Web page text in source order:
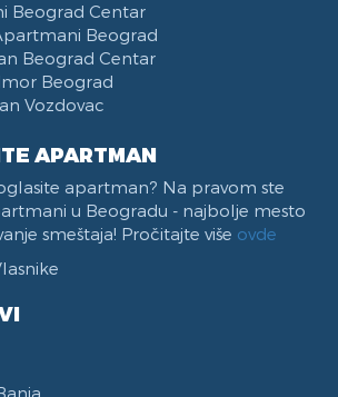
Beograd Centar
Beograd
Beograd Centar
Beograd
Vozdovac
APARTMAN
apartman? Na pravom ste
u Beogradu - najbolje mesto
smeštaja! Pročitajte više ovde